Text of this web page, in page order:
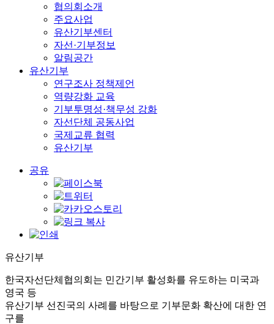
협의회소개
주요사업
유산기부센터
자선·기부정보
알림공간
유산기부
연구조사 정책제언
역량강화 교육
기부투명성·책무성 강화
자선단체 공동사업
국제교류 협력
유산기부
공유
유산기부
한국자선단체협의회는 민간기부 활성화를 유도하는 미국과
영국 등
유산기부 선진국의 사례를 바탕으로 기부문화 확산에 대한 연
구를